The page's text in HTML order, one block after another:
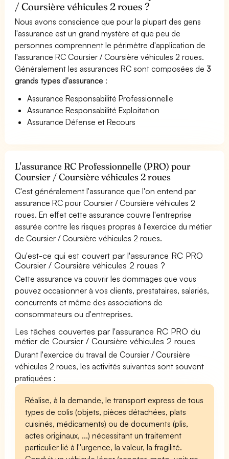
/ Coursière véhicules 2 roues ?
Nous avons conscience que pour la plupart des gens
l'assurance est un grand mystère et que peu de
personnes comprennent le périmètre d'application de
l'assurance RC Coursier / Coursière véhicules 2 roues.
Généralement les assurances RC sont composées de3
grands types d'assurance :
Assurance Responsabilité Professionnelle
Assurance Responsabilité Exploitation
Assurance Défense et Recours
L'assurance RC Professionnelle (PRO) pour
Coursier / Coursière véhicules 2 roues
C'est généralement l'assurance que l'on entend par
assurance RC pour Coursier / Coursière véhicules 2
roues. En effet cette assurance couvre l'entreprise
assurée contre les risques propres à l'exercice du métier
de Coursier / Coursière véhicules 2 roues.
Qu'est-ce qui est couvert par l'assurance RC PRO
Coursier / Coursière véhicules 2 roues ?
Cette assurance va couvrir les dommages que vous
pouvez occasionner à vos clients, prestataires, salariés,
concurrents et même des associations de
consommateurs ou d'entreprises.
Les tâches couvertes par l'assurance RC PRO du
métier de Coursier / Coursière véhicules 2 roues
Durant l'exercice du travail de Coursier / Coursière
véhicules 2 roues, les activités suivantes sont souvent
pratiquées :
Réalise, à la demande, le transport express de tous
types de colis (objets, pièces détachées, plats
cuisinés, médicaments) ou de documents (plis,
actes originaux, ...) nécessitant un traitement
particulier lié à l''urgence, la valeur, la fragilité.